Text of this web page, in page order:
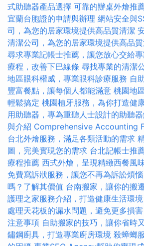
式助聽器產品選擇 可靠的辦桌外燴推
宜蘭台胞證的申請與辦理 網站安全與
司，為您的居家環境提供高品質清潔
清潔公司，為您的居家環境提供高品
尋求專業記帳士推薦，讓您放心交給
療程，改善下巴線條 尋找專業的清潔
地區眼科權威，專業眼科診療服務 自
豐富餐點，讓每個人都能滿意 桃園地
輕鬆搞定 桃園植牙服務，為你打造健
用助聽器，專為重聽人士設計的助聽
與介紹 Comprehensive Accounting
台北外燴服務，滿足各類活動的需求
圖，完美實現您的需求 台北記帳士推
療程推薦 西式外燴，呈現精緻西餐風
免費寫訴狀服務，讓您不再為訴訟煩惱
嗎？了解其價值 台南搬家，讓你的搬
護理之家服務介紹，打造健康生活環境
處理天花板的漏水問題，避免更多損害
注意事項 自助搬家的技巧，讓你省時
鏽鋼廚具，打造專業廚房環境 殺蟑螂